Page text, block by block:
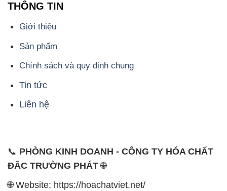
THÔNG TIN
Giới thiệu
Sản phẩm
Chính sách và quy định chung
Tin tức
Liên hệ
📞 PHÒNG KINH DOANH - CÔNG TY HÓA CHẤT
ĐẮC TRƯỜNG PHÁT🌐
🌐 Website: https://hoachatviet.net/